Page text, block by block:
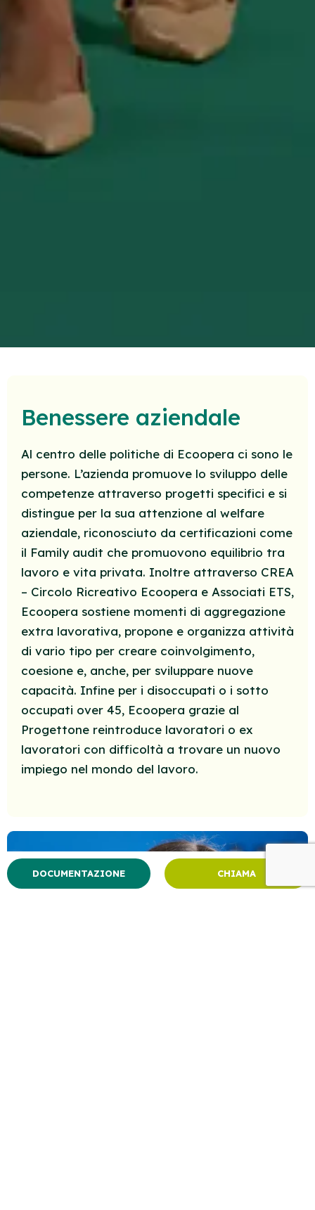
Benessere aziendale
Al centro delle politiche di Ecoopera ci sono le
persone. L’azienda promuove lo sviluppo delle
competenze attraverso progetti specifici e si
distingue per la sua attenzione al welfare
aziendale, riconosciuto da certificazioni come
il Family audit che promuovono equilibrio tra
lavoro e vita privata. Inoltre attraverso CREA
– Circolo Ricreativo Ecoopera e Associati ETS,
Ecoopera sostiene momenti di aggregazione
extra lavorativa, propone e organizza attività
di vario tipo per creare coinvolgimento,
coesione e, anche, per sviluppare nuove
capacità. Infine per i disoccupati o i sotto
occupati over 45, Ecoopera grazie al
Progettone reintroduce lavoratori o ex
lavoratori con difficoltà a trovare un nuovo
impiego nel mondo del lavoro.
DOCUMENTAZIONE CHIAMA